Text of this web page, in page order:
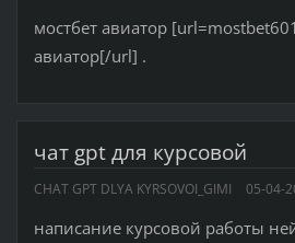
мостбет авиатор
авиатор[/url] .
чат gpt для курсовой
CHAT GPT DLYA KYRSOVOI_GIMI 05-04-
написание курсовой работы